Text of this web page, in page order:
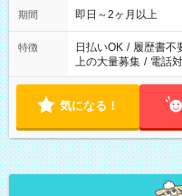
期間 即日～2ヶ月以上
特徴 日払いOK / 履歴書不
上の大量募集 / 電話
気になる！